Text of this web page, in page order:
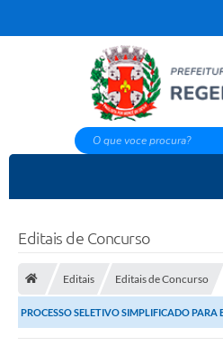
O que voce procura?
Editais de Concurso
Editais Editais de Concurso
PROCESSO SELETIVO SIMPLIFICADO PARA